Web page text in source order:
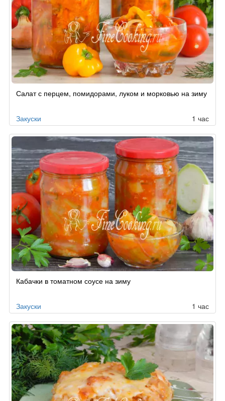
Салат с перцем, помидорами, луком и морковью на зиму
Закуски 1 час
Кабачки в томатном соусе на зиму
Закуски 1 час